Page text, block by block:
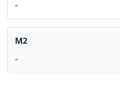
-
M2
-